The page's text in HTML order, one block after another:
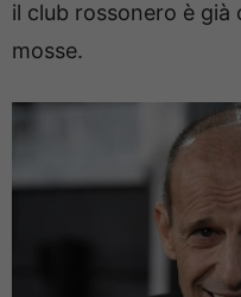
il club rossonero è
mosse.